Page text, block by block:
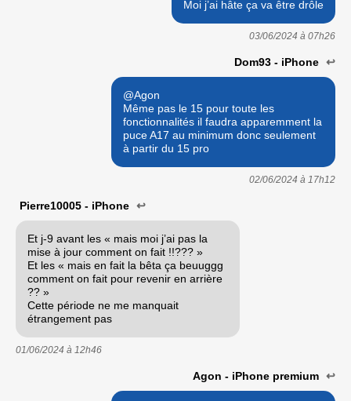
Moi j’ai hâte ça va être drôle
03/06/2024 à 07h26
Dom93 - iPhone ↩
@Agon
Même pas le 15 pour toute les
fonctionnalités il faudra apparemment la
puce A17 au minimum donc seulement
à partir du 15 pro
02/06/2024 à 17h12
Pierre10005 - iPhone ↩
Et j-9 avant les « mais moi j’ai pas la
mise à jour comment on fait !!??? »
Et les « mais en fait la bêta ça beuuggg
comment on fait pour revenir en arrière
?? »
Cette période ne me manquait
étrangement pas
01/06/2024 à 12h46
Agon - iPhone premium ↩